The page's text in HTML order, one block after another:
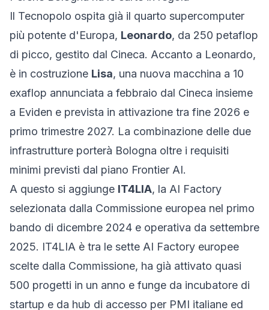
Il Tecnopolo ospita già il quarto supercomputer
più potente d'Europa, Leonardo, da 250 petaflop
di picco, gestito dal Cineca. Accanto a Leonardo,
è in costruzione Lisa, una nuova macchina a 10
exaflop annunciata a febbraio dal Cineca insieme
a Eviden e prevista in attivazione tra fine 2026 e
primo trimestre 2027. La combinazione delle due
infrastrutture porterà Bologna oltre i requisiti
minimi previsti dal piano Frontier AI.
A questo si aggiunge IT4LIA, la AI Factory
selezionata dalla Commissione europea nel primo
bando di dicembre 2024 e operativa da settembre
2025. IT4LIA è tra le sette AI Factory europee
scelte dalla Commissione, ha già attivato quasi
500 progetti in un anno e funge da incubatore di
startup e da hub di accesso per PMI italiane ed